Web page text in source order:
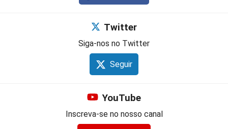
Twitter
Siga-nos no Twitter
Seguir
YouTube
Inscreva-se no nosso canal